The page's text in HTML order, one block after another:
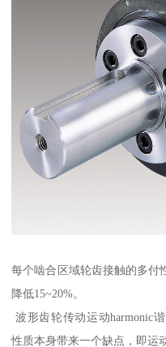
每个啮合区域轮齿接触的多付
降低15~20%。
波形齿轮传动运动harmonic
性质本身带来一个缺点，即运